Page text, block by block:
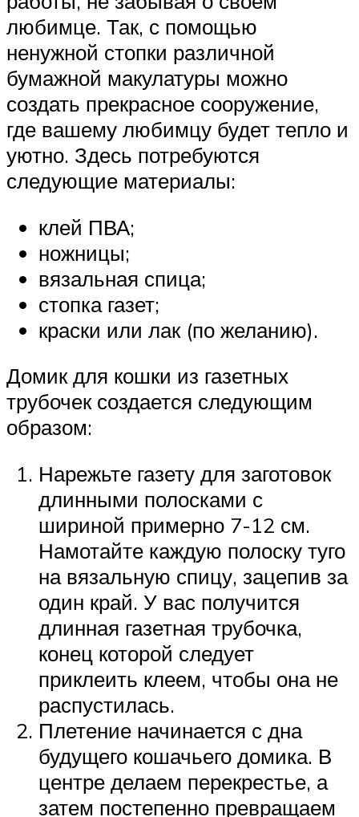
любимце. Так, с помощью
ненужной стопки различной
бумажной макулатуры можно
создать прекрасное сооружение,
где вашему любимцу будет тепло и
уютно. Здесь потребуются
следующие материалы:
клей ПВА;
ножницы;
вязальная спица;
стопка газет;
краски или лак (по желанию).
Домик для кошки из газетных
трубочек создается следующим
образом:
Нарежьте газету для заготовок
длинными полосками с
шириной примерно 7-12 см.
Намотайте каждую полоску туго
на вязальную спицу, зацепив за
один край. У вас получится
длинная газетная трубочка,
конец которой следует
приклеить клеем, чтобы она не
распустилась.
Плетение начинается с дна
будущего кошачьего домика. В
центре делаем перекрестье, а
затем постепенно превращаем